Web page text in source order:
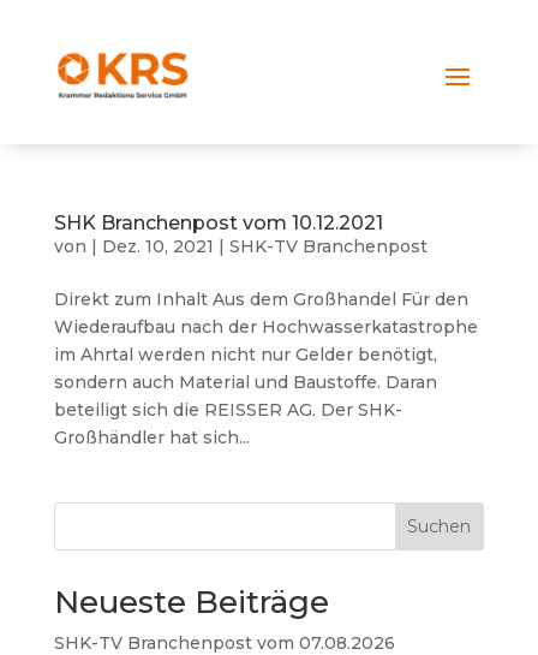
SHK Branchenpost vom 10.12.2021
von | Dez. 10, 2021 | SHK-TV Branchenpost
Direkt zum Inhalt Aus dem Großhandel Für den
Wiederaufbau nach der Hochwasserkatastrophe
im Ahrtal werden nicht nur Gelder benötigt,
sondern auch Material und Baustoffe. Daran
beteiligt sich die REISSER AG. Der SHK-
Großhändler hat sich...
Suchen
Neueste Beiträge
SHK-TV Branchenpost vom 07.08.2026